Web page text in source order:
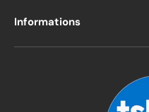
Informations